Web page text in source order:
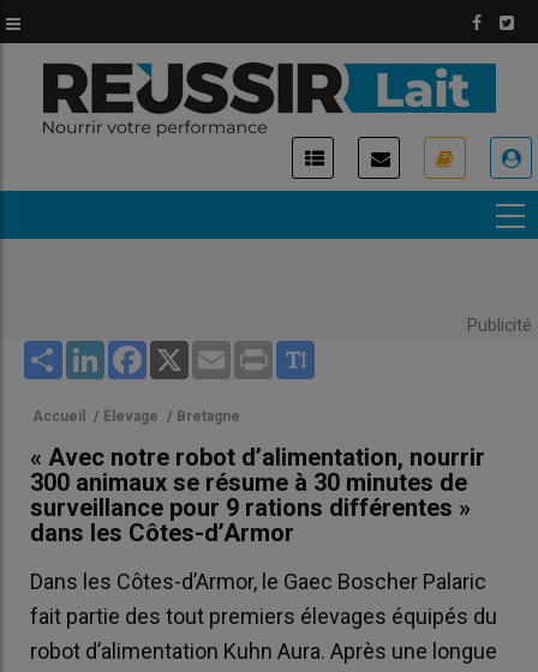
au
contenu
principal
Publicité
Share LinkedInFacebook
X Email Print
Accueil / Élevage / Bretagne
« Avec notre robot d’alimentation, nourrir
300 animaux se résume à 30 minutes de
surveillance pour 9 rations différentes »
dans les Côtes-d’Armor
Dans les Côtes-d’Armor, le Gaec Boscher Palaric
fait partie des tout premiers élevages équipés du
robot d’alimentation Kuhn Aura. Après une longue